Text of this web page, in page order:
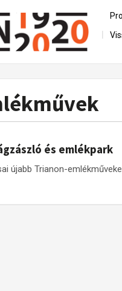
Az
és emlékpark
újabb Trianon-